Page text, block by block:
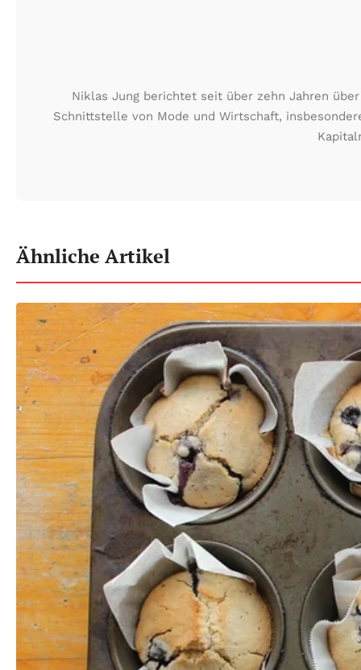
Niklas Jung berichtet seit über zehn Jahren
Schnittstelle von Mode und Wirtschaft,
Ähnliche Artikel